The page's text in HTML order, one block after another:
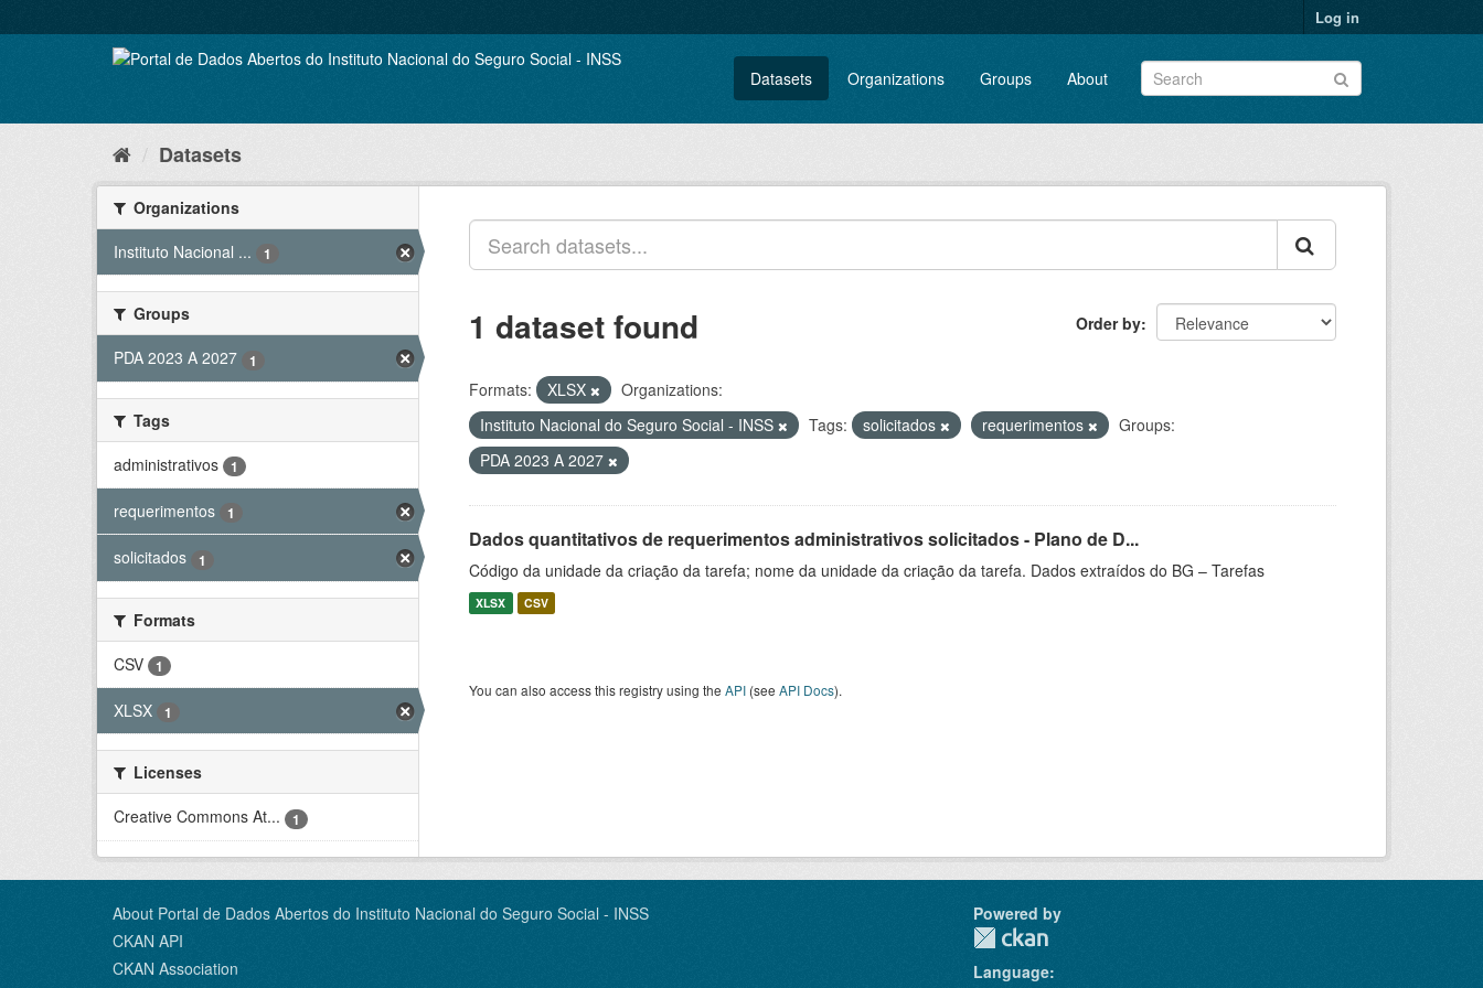
to
Log in
Datasets Organizations Groups About
Datasets
Organizations
Instituto Nacional ...
1
Groups
PDA 2023 A 2027
1
Tags
administrativos
1
requerimentos 1
solicitados 1
Formats
CSV
1
XLSX 1
Licenses
Creative Commons At...
1
Order by
1 dataset found
Formats: XLSX
Organizations:
Instituto Nacional do Seguro Social - INSS
Tags: solicitados requerimentos
Groups:
PDA 2023 A 2027
Dados quantitativos de requerimentos administrativos solicitados - Plano de D...
Código da unidade da criação da tarefa; nome da unidade da criação da tarefa. Dados extraídos do BG – Tarefas
XLSX CSV
You can also access this registry using the API (see API Docs).
About Portal de Dados Abertos do Instituto Nacional do Seguro Social - INSS
CKAN API
CKAN Association
Powered by
Language